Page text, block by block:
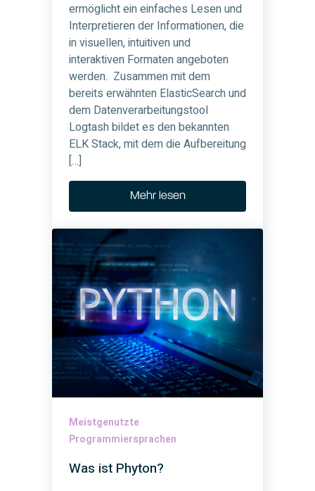
ermöglicht ein einfaches Lesen und
Interpretieren der Informationen, die
in visuellen, intuitiven und
interaktiven Formaten angeboten
werden. Zusammen mit dem
bereits erwähnten ElasticSearch und
dem Datenverarbeitungstool
Logtash bildet es den bekannten
ELK Stack, mit dem die Aufbereitung
[…]
Mehr lesen
Meistgenutzte
Programmiersprachen
Was ist Phyton?